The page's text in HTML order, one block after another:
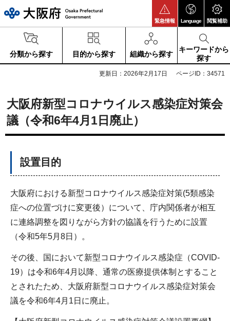
緊急情報 Language 閲覧補助
分類から探す 目的から探す 組織から探す
キーワードから
探す
更新日：2026年2月17日 ページID：34571
大阪府新型コロナウイルス感染症対策会
議（令和6年4月1日廃止）
設置目的
大阪府における新型コロナウイルス感染症対策(5類感染
症への位置づけに変更後）について、庁内関係者が相互
に連絡調整を図りながら方針の協議を行うために設置
（令和5年5月8日）。
その後、国において新型コロナウイルス感染症（COVID-
19）は令和6年4月以降、通常の医療提供体制とすること
とされたため、大阪府新型コロナウイルス感染症対策会
議を令和6年4月1日に廃止。